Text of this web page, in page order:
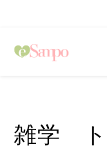
雑学 ト